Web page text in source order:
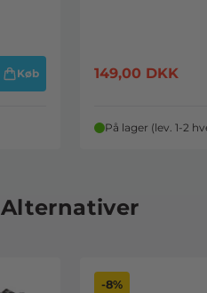
Køb 149,00 DKK
På lager (lev. 1-2
Alternativer
-8%